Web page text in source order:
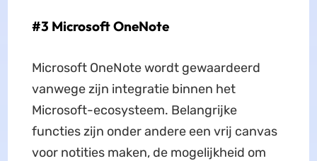
#3 Microsoft OneNote
Microsoft OneNote wordt gewaardeerd
vanwege zijn integratie binnen het
Microsoft-ecosysteem. Belangrijke
functies zijn onder andere een vrij canvas
voor notities maken, de mogelijkheid om